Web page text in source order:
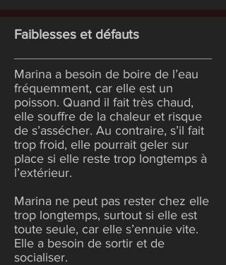
Faiblesses et défauts
Marina a besoin de boire de l’eau
fréquemment, car elle est un
poisson. Quand il fait très chaud,
elle souffre de la chaleur et risque
de s’assécher. Au contraire, s’il fait
trop froid, elle pourrait geler sur
place si elle reste trop longtemps à
l’extérieur.
Marina ne peut pas rester chez elle
trop longtemps, surtout si elle est
toute seule, car elle s’ennuie vite.
Elle a besoin de sortir et de
socialiser.